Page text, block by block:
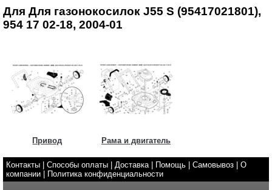
Для Для газонокосилок J55 S (95417021801),
954 17 02-18, 2004-01
Привод Рама и двигатель
Контакты Способы оплаты Доставка| Помощь Самовывоз
О
компании
Политика конфиденциальности